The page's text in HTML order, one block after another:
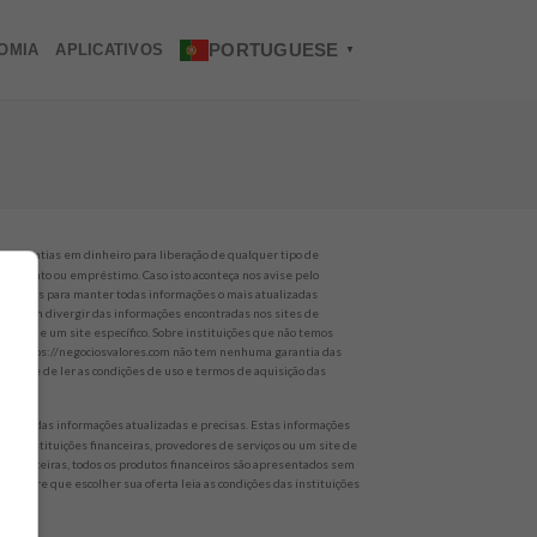
APLICATIVOS PORTUGUESE ▼
quantias em dinheiro para liberação de qualquer tipo de
ou empréstimo. Caso isto aconteça nos avise pelo
para manter todas informações o mais atualizadas
divergir das informações encontradas nos sites de
de um site específico. Sobre instituições que não temos
https://negociosvalores.com não tem nenhuma garantia das
de ler as condições de uso e termos de aquisição das
todas informações atualizadas e precisas. Estas informações
de instituições financeiras, provedores de serviços ou um site de
parceiras, todos os produtos financeiros são apresentados sem
que escolher sua oferta leia as condições das instituições